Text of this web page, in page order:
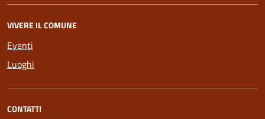
VIVERE IL COMUNE
Eventi
Luoghi
CONTATTI